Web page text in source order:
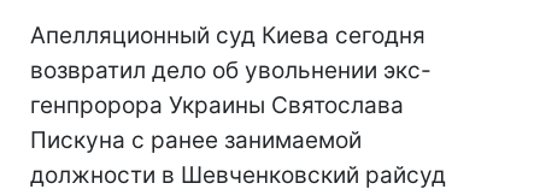
Апелляционный суд Киева сегодня
возвратил дело об увольнении экс-
генпророра Украины Святослава
Пискуна с ранее занимаемой
должности в Шевченковский райсуд